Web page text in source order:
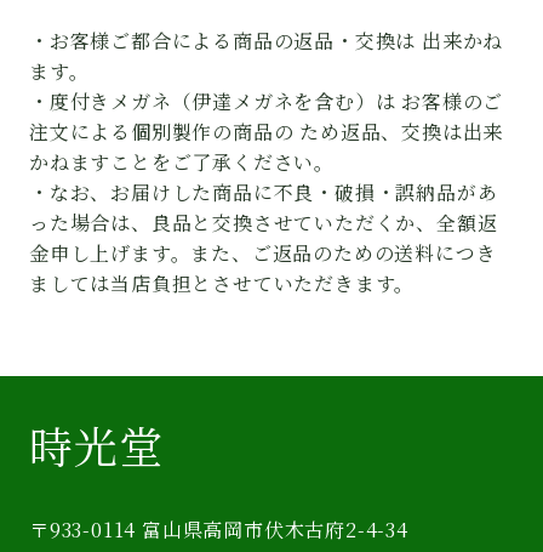
・お客様ご都合による商品の返品・交換は 出来かね
ます。
・度付きメガネ（伊達メガネを含む）は お客様のご
注文による個別製作の商品の ため返品、交換は出来
かねますことをご了承ください。
・なお、お届けした商品に不良・破損・誤納品があ
った場合は、良品と交換させていただくか、全額返
金申し上げます。また、ご返品のための送料につき
ましては当店負担とさせていただきます。
時光堂
〒933-0114 富山県高岡市伏木古府2-4-34